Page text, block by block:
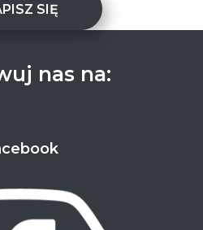
SIĘ
nas na: